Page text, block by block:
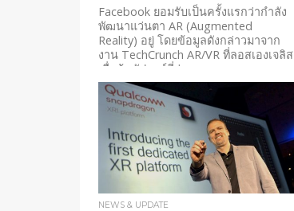
Facebook ยอมรับเป็นครั้งแรกว่ากำลัง
พัฒนาแว่นตา AR (Augmented
Reality) อยู่ โดยข้อมูลดังกล่าวมาจาก
งาน TechCrunch AR/VR ที่ลอสเองเจลิส
เมื่อต้นสัปดาห์ที่ผ่านมา
NEWS & UPDATE